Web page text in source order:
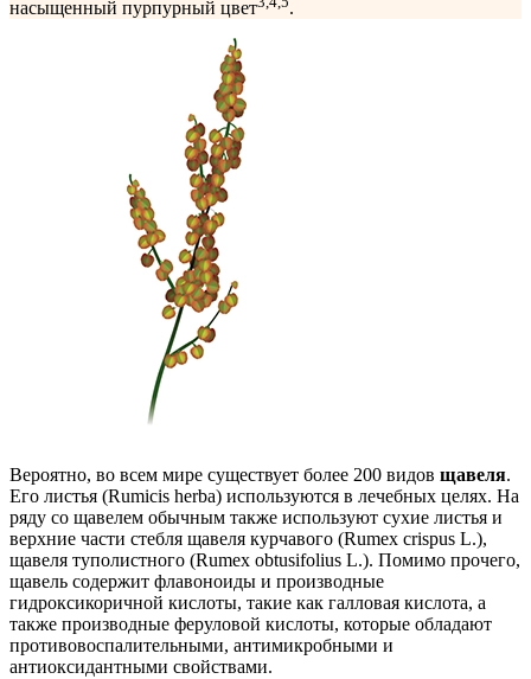
насыщенный пурпурный цвет .
Вероятно, во всем мире существует более 200 видов щавеля.
Его листья (Rumicis herba) используются в лечебных целях. На
ряду со щавелем обычным также используют сухие листья и
верхние части стебля щавеля курчавого (Rumex crispus L.),
щавеля туполистного (Rumex obtusifolius L.). Помимо прочего,
щавель содержит флавоноиды и производные
гидроксикоричной кислоты, такие как галловая кислота, а
также производные феруловой кислоты, которые обладают
противовоспалительными, антимикробными и
антиоксидантными свойствами.